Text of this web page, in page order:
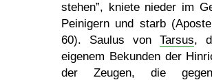
stehen , kniete nieder im
Peinigern und starb
60). Saulus von Tarsus,
eigenem Bekunden der
der Zeugen, die